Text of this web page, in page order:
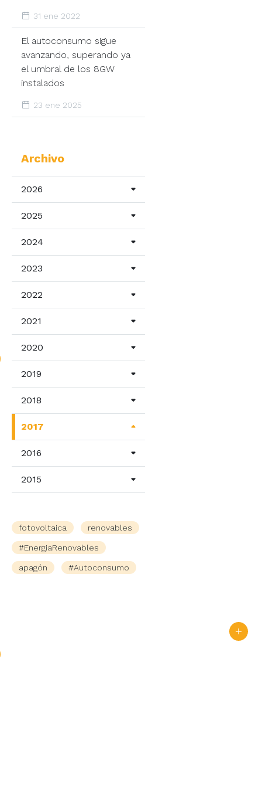
31 ene 2022
El autoconsumo sigue
avanzando, superando ya
el umbral de los 8GW
instalados
23 ene 2025
Archivo
2026
2025
2024
2023
2022
2021
2020
2019
2018
2017
2016
2015
fotovoltaica renovables
#EnergiaRenovables
apagón #Autoconsumo